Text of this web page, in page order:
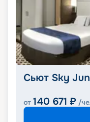
Сьют Sky
от 140 671 ₽ /